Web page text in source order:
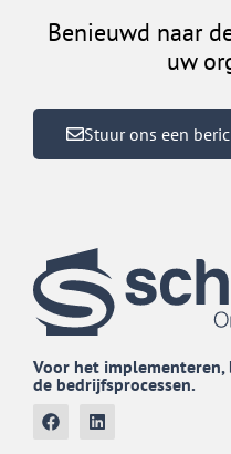
Benieuwd naar
uw
Stuur ons een
Voor het implementeren,
de bedrijfsprocessen.